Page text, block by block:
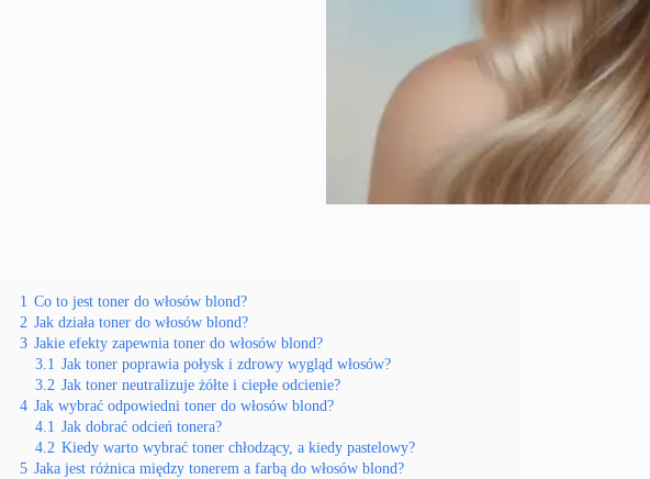
1 Co to jest toner do włosów blond?
2 Jak działa toner do włosów blond?
3 Jakie efekty zapewnia toner do włosów blond?
3.1 Jak toner poprawia połysk i zdrowy wygląd włosów?
3.2 Jak toner neutralizuje żółte i ciepłe odcienie?
4 Jak wybrać odpowiedni toner do włosów blond?
4.1 Jak dobrać odcień tonera?
4.2 Kiedy warto wybrać toner chłodzący, a kiedy pastelowy?
5 Jaka jest różnica między tonerem a farbą do włosów blond?